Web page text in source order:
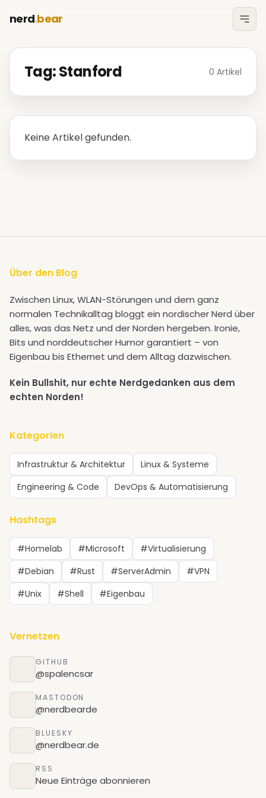
nerd.bear
Tag: Stanford 0 Artikel
Keine Artikel gefunden.
Über den Blog
Zwischen Linux, WLAN-Störungen und dem ganz
normalen Technikalltag bloggt ein nordischer Nerd über
alles, was das Netz und der Norden hergeben. Ironie,
Bits und norddeutscher Humor garantiert – von
Eigenbau bis Ethernet und dem Alltag dazwischen.
Kein Bullshit, nur echte Nerdgedanken aus dem
echten Norden!
Kategorien
Infrastruktur & Architektur
Linux & Systeme
Engineering & Code
DevOps & Automatisierung
Hashtags
#Homelab #Microsoft
#Virtualisierung
#Debian
#Rust #ServerAdmin
#VPN
#Unix
#Shell #Eigenbau
Vernetzen
GITHUB
@spalencsar
MASTODON
@nerdbearde
BLUESKY
@nerdbear.de
RSS
Neue Einträge abonnieren